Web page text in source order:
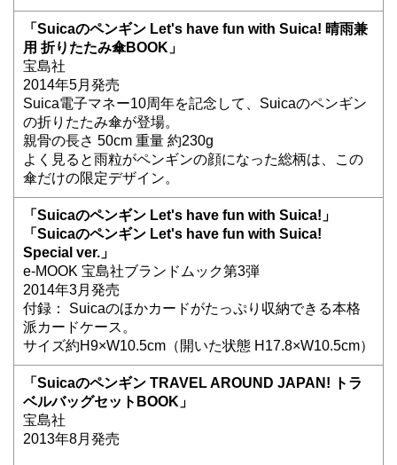
「Suicaのペンギン Let's have fun with Suica! 晴雨兼
用 折りたたみ傘BOOK」
宝島社
2014年5月発売
Suica電子マネー10周年を記念して、Suicaのペンギン
の折りたたみ傘が登場。
親骨の長さ 50cm 重量 約230g
よく見ると雨粒がペンギンの顔になった総柄は、この
傘だけの限定デザイン。
「Suicaのペンギン Let's have fun with Suica!」
「Suicaのペンギン Let's have fun with Suica!
Special ver.」
e-MOOK 宝島社ブランドムック第3弾
2014年3月発売
付録： Suicaのほかカードがたっぷり収納できる本格
派カードケース。
サイズ約H9×W10.5cm（開いた状態 H17.8×W10.5cm）
「Suicaのペンギン TRAVEL AROUND JAPAN! トラ
ベルバッグセットBOOK」
宝島社
2013年8月発売